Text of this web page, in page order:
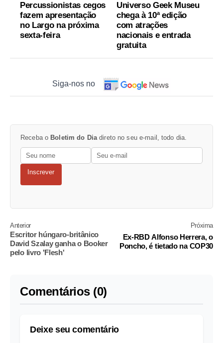
Percussionistas cegos
fazem apresentação
no Largo na próxima
sexta-feira
Universo Geek Museu
chega à 10ª edição
com atrações
nacionais e entrada
gratuita
Siga-nos no
Receba o Boletim do Dia direto no seu e-mail, todo dia.
Inscrever
Anterior
Escritor húngaro-britânico
David Szalay ganha o Booker
pelo livro 'Flesh'
Próxima
Ex-RBD Alfonso Herrera, o
Poncho, é tietado na COP30
Comentários (0)
Deixe seu comentário